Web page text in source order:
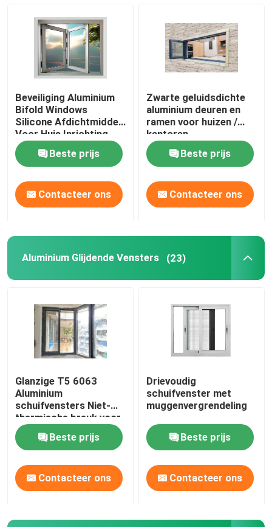
Beveiliging Aluminium
Bifold Windows
Silicone Afdichtmiddel
Voor Huis Inrichting
Beste prijs
Contacteer ons
Zwarte geluidsdichte
aluminium deuren en
ramen voor huizen /
kantoren
Beste prijs
Contacteer ons
Aluminium Glijdende Vensters (23)
Glanzige T5 6063
Aluminium
schuifvensters Niet-
thermische breuk voor
de keuken
Beste prijs
Contacteer ons
Drievoudig
schuifvenster met
muggenvergrendeling
Beste prijs
Contacteer ons